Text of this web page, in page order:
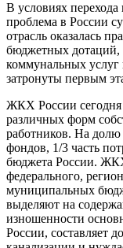
В условиях
проблема в России
отрасль оказалась
бюджетных дотаций,
коммунальных услуг
затронуты первым
ЖКХ России сегодня
различных форм
работников. На долю
фондов, 1/3 часть
бюджета России.
федерального,
муниципальных
выделяют на
изношенности
России, составляет